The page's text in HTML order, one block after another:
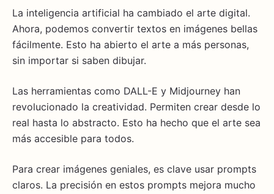
La inteligencia artificial ha cambiado el arte digital.
Ahora, podemos convertir textos en imágenes bellas
fácilmente. Esto ha abierto el arte a más personas,
sin importar si saben dibujar.
Las herramientas como DALL-E y Midjourney han
revolucionado la creatividad. Permiten crear desde lo
real hasta lo abstracto. Esto ha hecho que el arte sea
más accesible para todos.
Para crear imágenes geniales, es clave usar prompts
claros. La precisión en estos prompts mejora mucho